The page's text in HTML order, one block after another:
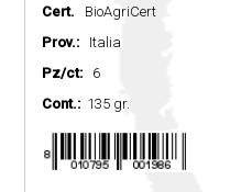
Cert. BioAgriCert
Prov.: Italia
Pz/ct: 6
Cont.: 135 gr.